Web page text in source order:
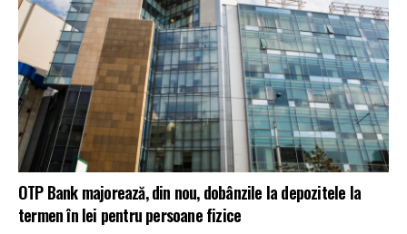
OTP Bank majorează, din nou, dobânzile la depozitele la
termen în lei pentru persoane fizice